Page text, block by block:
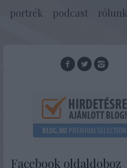
portrék podcast rólunk
Facebook oldaldoboz